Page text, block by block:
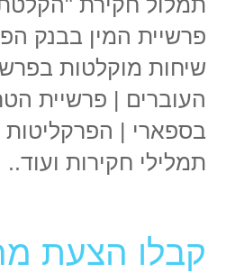
פרשיית המין בבנק
שיחות מוקלטות
העוברים | פרשיית
בספארי |
תמלילי חקירות ועוד..
קבלו הצעת